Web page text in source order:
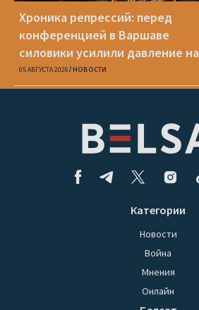
Хроника репрессий: перед
конференцией в Варшаве
силовики усилили давление на
беларусов
05 АВГУСТА 2026 НОВОСТИ
Категории
Новости
Война
Мнения
Онлайн